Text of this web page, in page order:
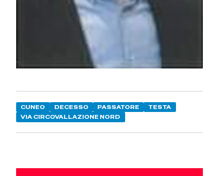
CUNEO DECESSO PASSATORE
TESTA
VIA CIRCOVALLAZIONE NORD